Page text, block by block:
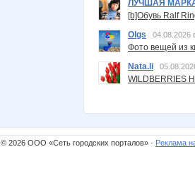
ЛУЧШАЯ
[b]Обувь Ralf
Olgs
04.08.2026
Фото вещей из
Nata.li
© 2026 ООО «Сеть городских порталов» · Реклама